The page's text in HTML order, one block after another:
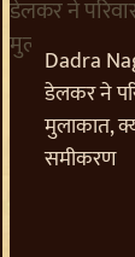
Dadra
डेलकर ने
मुलाकात,
समीकरण